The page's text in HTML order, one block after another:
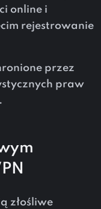
online i
rejestrowanie
przez
praw
złośliwe